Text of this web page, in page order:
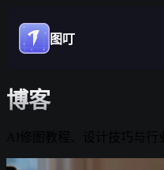
图叮
博客